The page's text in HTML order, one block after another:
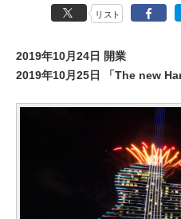
リスト
2019年10月24日 開業
2019年10月25日 「The new